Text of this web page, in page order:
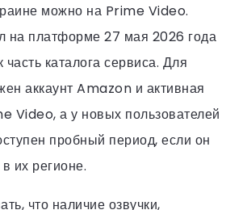
можно на Prime Video.
на платформе 27 мая 2026 года
часть каталога сервиса. Для
аккаунт Amazon и активная
Video, а у новых пользователей
пробный период, если он
их регионе.
что наличие озвучки,